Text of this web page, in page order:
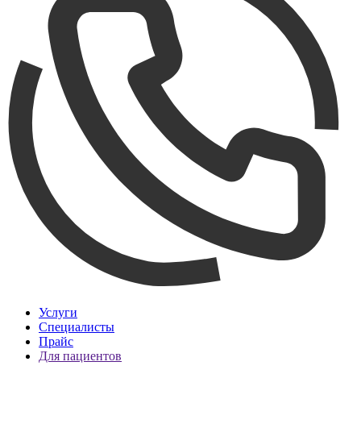
Услуги
Специалисты
Прайс
Для пациентов